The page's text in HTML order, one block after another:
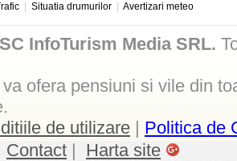
Situatia drumurilor Avertizari meteo
SC InfoTurism Media SRL.
ofera pensiuni si vile din
de utilizare | Politica de
Contact | Harta site